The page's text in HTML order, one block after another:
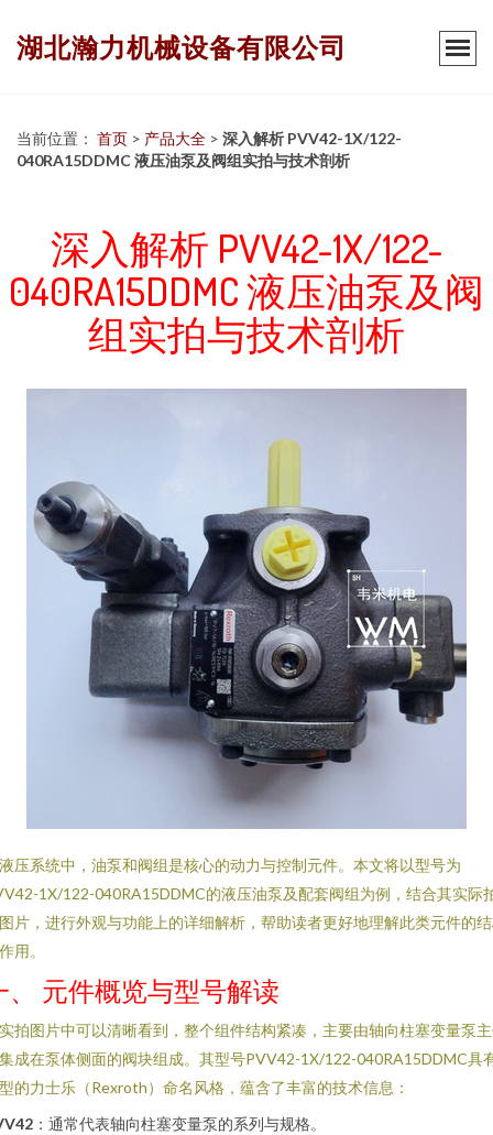
湖北瀚力机械设备有限公司
当前位置： 首页 > 产品大全 > 深入解析 PVV42-1X/122-
040RA15DDMC 液压油泵及阀组实拍与技术剖析
深入解析 PVV42-1X/122-
040RA15DDMC 液压油泵及阀
组实拍与技术剖析
压系统中，油泵和阀组是核心的动力与控制元件。本文将以型号为
1X/122-040RA15DDMC的液压油泵及配套阀组为例，结合其实际
片，进行外观与功能上的详细解析，帮助读者更好地理解此类元件的
用。
、 元件概览与型号解读
拍图片中可以清晰看到，整个组件结构紧凑，主要由轴向柱塞变量泵
成在泵体侧面的阀块组成。其型号PVV42-1X/122-040RA15DDMC具
的力士乐（Rexroth）命名风格，蕴含了丰富的技术信息：
：通常代表轴向柱塞变量泵的系列与规格。